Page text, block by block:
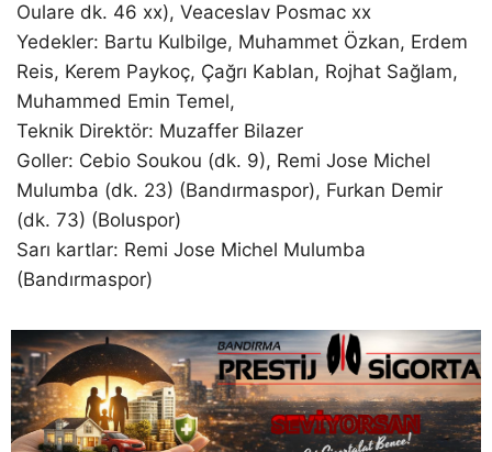
Oulare dk. 46 xx), Veaceslav Posmac xx
Yedekler: Bartu Kulbilge, Muhammet Özkan, Erdem
Reis, Kerem Paykoç, Çağrı Kablan, Rojhat Sağlam,
Muhammed Emin Temel,
Teknik Direktör: Muzaffer Bilazer
Goller: Cebio Soukou (dk. 9), Remi Jose Michel
Mulumba (dk. 23) (Bandırmaspor), Furkan Demir
(dk. 73) (Boluspor)
Sarı kartlar: Remi Jose Michel Mulumba
(Bandırmaspor)